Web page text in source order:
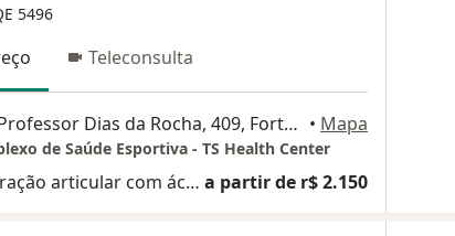
5496
Teleconsulta
Rua Professor Dias da Rocha, 409, Fortaleza • Mapa
de Saúde Esportiva - TS Health Center
Infiltração articular com ácido hialurônico a partir de r$ 2.150